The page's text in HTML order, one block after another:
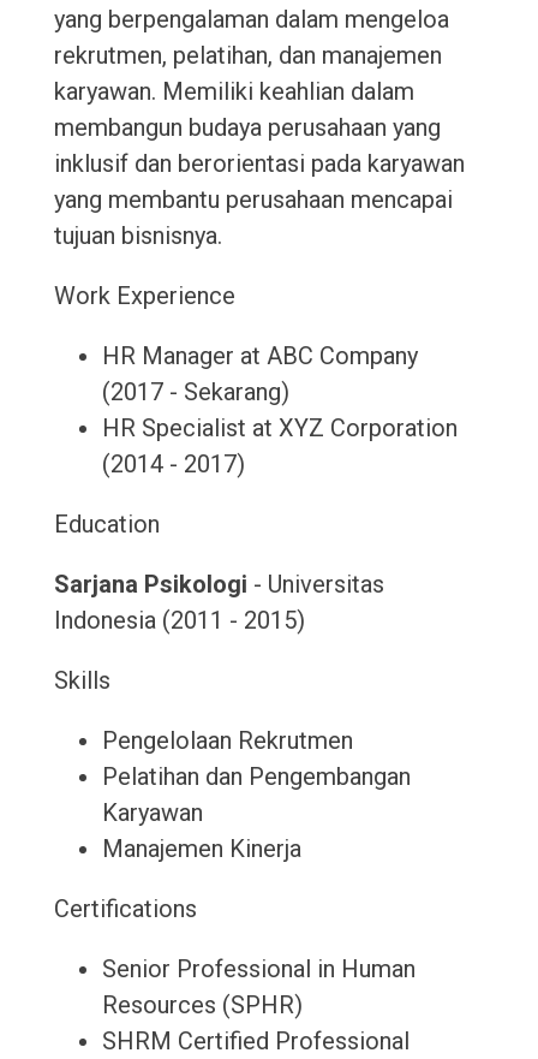
yang berpengalaman dalam mengeloa
rekrutmen, pelatihan, dan manajemen
karyawan. Memiliki keahlian dalam
membangun budaya perusahaan yang
inklusif dan berorientasi pada karyawan
yang membantu perusahaan mencapai
tujuan bisnisnya.
Work Experience
HR Manager at ABC Company
(2017 - Sekarang)
HR Specialist at XYZ Corporation
(2014 - 2017)
Education
Sarjana Psikologi - Universitas
Indonesia (2011 - 2015)
Skills
Pengelolaan Rekrutmen
Pelatihan dan Pengembangan
Karyawan
Manajemen Kinerja
Certifications
Senior Professional in Human
Resources (SPHR)
SHRM Certified Professional